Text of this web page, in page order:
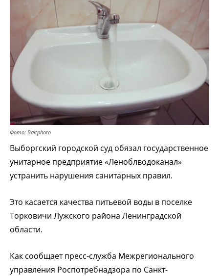
Фото: Baltphoto
Выборгский городской суд обязал государственное
унитарное предприятие «Леноблводоканал»
устранить нарушения санитарных правил.
Это касается качества питьевой воды в поселке
Торковичи Лужского района Ленинградской
области.
Как сообщает пресс-служба Межрегионального
управления Роспотребнадзора по Санкт-